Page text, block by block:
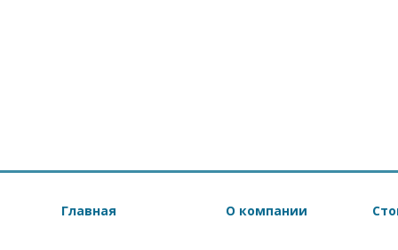
Главная О компании